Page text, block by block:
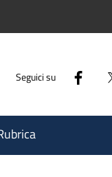
Seguici su